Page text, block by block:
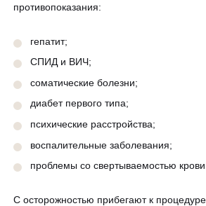
противопоказания:
гепатит;
СПИД и ВИЧ;
соматические болезни;
диабет первого типа;
психические расстройства;
воспалительные заболевания;
проблемы со свертываемостью крови.
С осторожностью прибегают к